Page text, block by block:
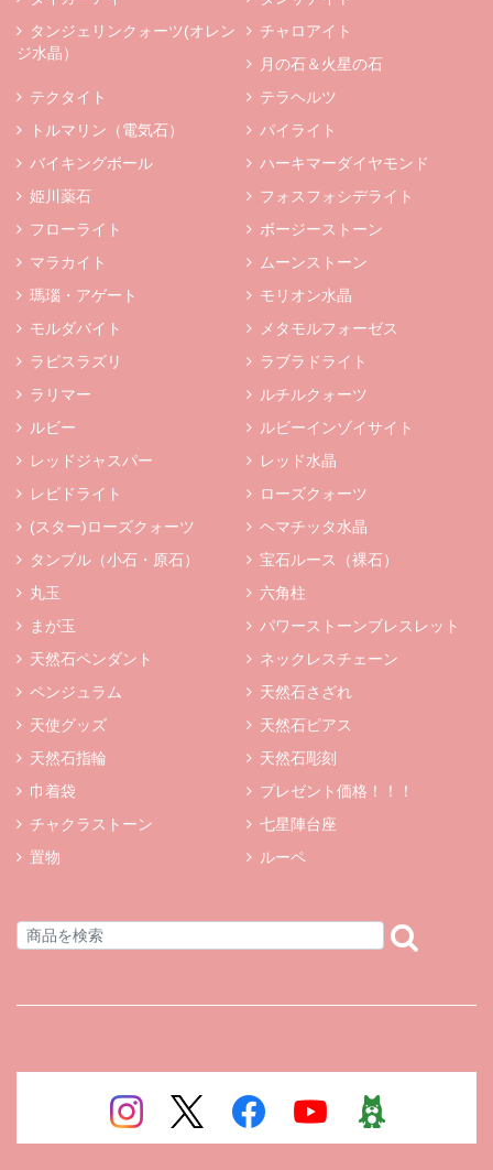
タンジェリンクォーツ(オレン
ジ水晶）
チャロアイト
月の石＆火星の石
テクタイト
テラヘルツ
トルマリン（電気石）
パイライト
バイキングボール
ハーキマーダイヤモンド
姫川薬石
フォスフォシデライト
フローライト
ボージーストーン
マラカイト
ムーンストーン
瑪瑙・アゲート
モリオン水晶
モルダバイト
メタモルフォーゼス
ラピスラズリ
ラブラドライト
ラリマー
ルチルクォーツ
ルビー
ルビーインゾイサイト
レッドジャスパー
レッド水晶
レピドライト
ローズクォーツ
(スター)ローズクォーツ
ヘマチッタ水晶
タンブル（小石・原石）
宝石ルース（裸石）
丸玉
六角柱
まが玉
パワーストーンブレスレット
天然石ペンダント
ネックレスチェーン
ペンジュラム
天然石さざれ
天使グッズ
天然石ピアス
天然石指輪
天然石彫刻
巾着袋
プレゼント価格！！！
チャクラストーン
七星陣台座
置物
ルーペ